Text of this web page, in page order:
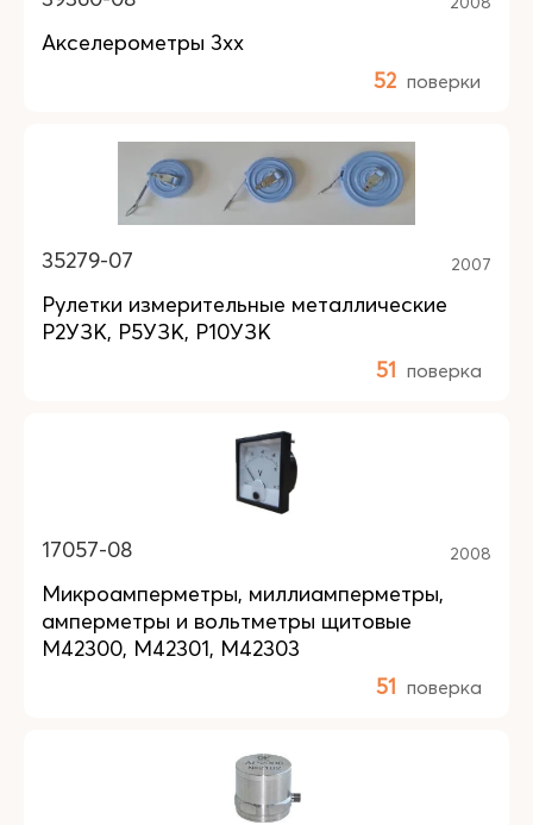
Акселерометры 3xx
52 поверки
35279-07 2007
Рулетки измерительные металлические
Р2УЗК, Р5УЗК, Р10УЗК
51 поверка
17057-08 2008
Микроамперметры, миллиамперметры,
амперметры и вольтметры щитовые
М42300, М42301, М42303
51 поверка